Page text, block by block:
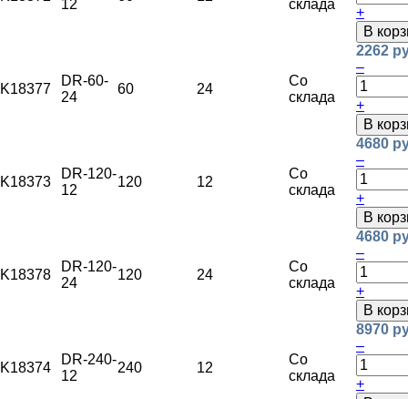
12
склада
+
В
K18377
DR-60-
24
60 24
Со
склада
2262
–
+
В
K18373
DR-120-
12
120 12
Со
склада
4680
–
+
В
K18378
DR-120-
24
120 24
Со
склада
4680
–
+
В
K18374
DR-240-
12
240 12
Со
склада
8970
–
+